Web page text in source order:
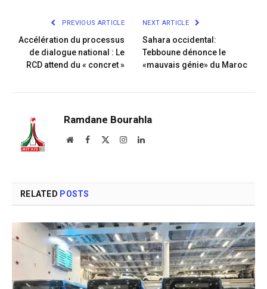
PREVIOUS ARTICLE
Accélération du processus
de dialogue national : Le
RCD attend du « concret »
NEXT ARTICLE
Sahara occidental:
Tebboune dénonce le
«mauvais génie» du Maroc
Ramdane Bourahla
WebsiteFacebook InstagramLinkedIn
RELATED POSTS